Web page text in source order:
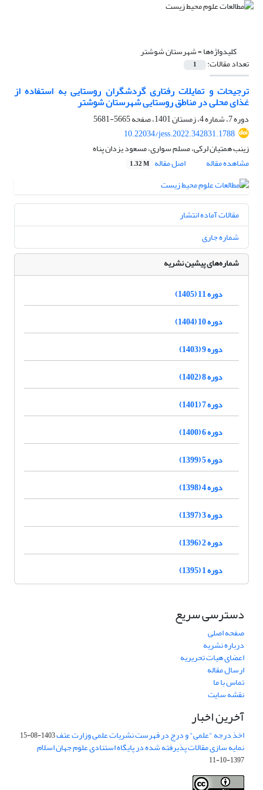
کلیدواژه‌ها =شهرستان شوشتر
تعداد مقالات: 1
ترجیحات و تمایلات رفتاری گردشگران روستایی به استفاده از
غذای محلی در مناطق روستایی شهرستان شوشتر
دوره 7، شماره 4، زمستان 1401، صفحه
5665-5681
10.22034/jess.2022.342831.1788
زینب همتیان لرکی، مسلم سواری، مسعود یزدان پناه
مشاهده مقاله
اصل مقاله 1.32 M
مقالات آماده انتشار
شماره جاری
شماره‌های پیشین نشریه
دوره 11 (1405)
دوره 10 (1404)
دوره 9 (1403)
دوره 8 (1402)
دوره 7 (1401)
دوره 6 (1400)
دوره 5 (1399)
دوره 4 (1398)
دوره 3 (1397)
دوره 2 (1396)
دوره 1 (1395)
دسترسی سریع
صفحه اصلی
درباره نشریه
اعضای هیات تحریریه
ارسال مقاله
تماس با ما
نقشه سایت
آخرین اخبار
اخذ درجه "علمی" و درج در فهرست نشریات علمی وزارت عتف1403-08-15
نمایه سازی مقالات پذیرفته شده در پایگاه استنادی علوم جهان اسلام
1397-10-11